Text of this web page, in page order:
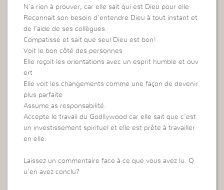
N’a rien à prouver, car elle sait qui est Dieu pour elle
Reconnait son besoin d’entendre Dieu à tout instant et
de l’aide de ses collègues.
Compatisse et sait que seul Dieu est bon!
Voit le bon côté des personnes
Elle reçoit les orientations avec un esprit humble et ouv
ert
Elle voit les changements comme une façon de devenir
plus parfaite
Assume as responsabilité.
Accepte le travail du Godllywood car elle sait que c’est
un investissement spirituel et elle est prête à travailler
en elle.
Laissez un commentaire face à ce que vous avez lu. Q
u’en avez conclu?